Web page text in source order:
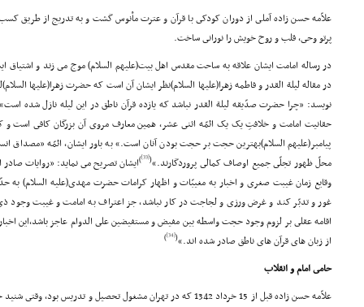
علاّمه حسن زاده آملى از دوران کودکى با قرآن و عترت مأنوس گشت و به تدریج از طریق
پرتو وحى، قلب و روح خویش را نورانى ساخت.
در رساله امامت ایشان علاقه به ساحت مقدس اهل بیت(علیهم السلام) موج مى زند و
در مقاله لیلة القدر و فاطمه زهرا(علیها السلام)نظر ایشان آن است که حضرت زهرا(علیها
نویسد: «چرا حضرت صدّیقه لیلة القدر نباشد که یازده قرآن ناطق در این لیله نازل شده
حقانیت امامت و خلافتِ یک یک ائمّه اثنى عشر، همین معارف مروى آن بزرگان کافى است و
پیامبر(علیهم السلام)بهترین حجت بر حجت بودن آنان است.» به باور ایشان، ائمّه «مصداق
محلّ ظهور تجلّى جمیع اوصاف کمالى پروردگارند.»(
[33]
)ایشان تصریح مى نماید: «روایات
وقایع زمان غیبت صغرى و اخبار به مغیبّات و اظهار کرامات حضرت مهدى(علیه السلام)
غور و تدبّر کند و غرض ورزى و لجاجت در کار نباشد، جز اعتراف به امامت و غیبت وجود
اقامه عقلى بر لزوم وجود حجت واسطه بین مفیض و مستفیضین على الدوام عاجز باشد،این
از زبان هاى قرآن هاى ناطق صادر شده اند.»(
[34]
)
حامى امام و انقلاب
علاّمه حسن زاده قبل از 15 خرداد 1342 که در تهران مشغول تحصیل و